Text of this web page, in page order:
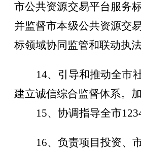
市公共资源交易平台服务
并监督市本级公共资源交
标领域协同监管和联动执法
14、 引导和推动全市
建立诚信综合监督体系。
15、 协调指导全市
16、 负责项目投资、